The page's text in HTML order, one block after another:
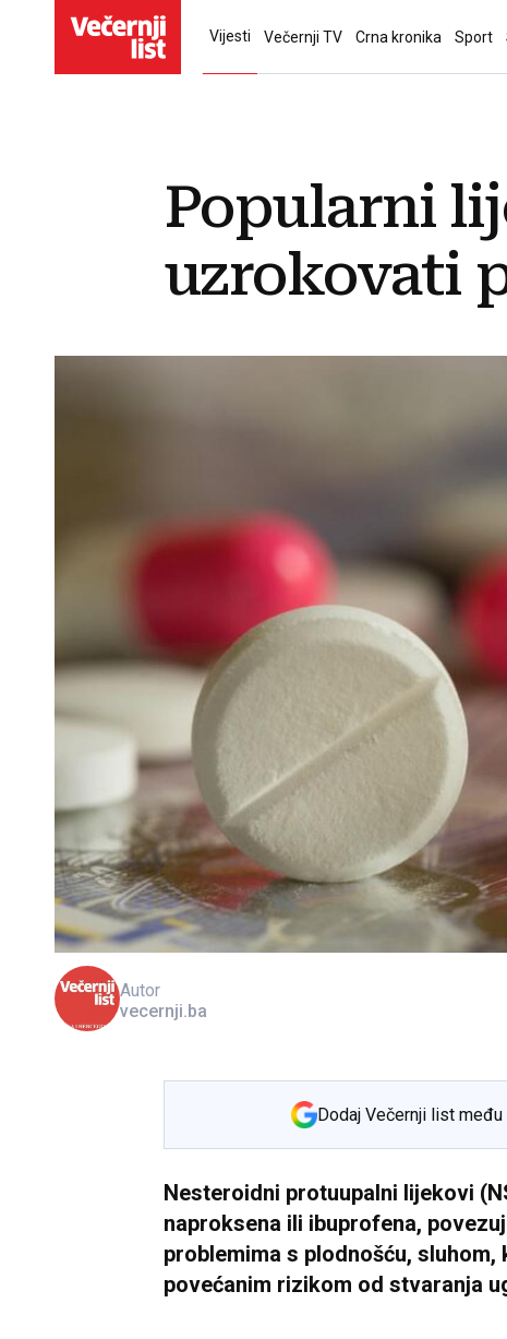
Vijesti Večernji TV Crna kronika Sport
Popularni
uzrokovati
Autor
vecernji.ba
Dodaj Večernji list
Nesteroidni protuupalni lijekovi
naproksena ili ibuprofena,
problemima s plodnošću,
povećanim rizikom od stvaranja